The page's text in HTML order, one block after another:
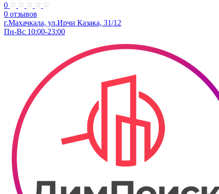
0
0 отзывов
г.Махачкала, ​ул.Ирчи Казака, 31/12
Пн-Вс 10:00-23:00